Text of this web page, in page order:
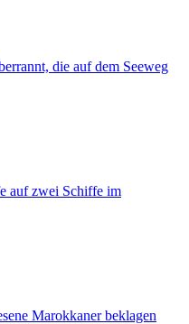
die auf dem Seeweg
auf zwei Schiffe im
Marokkaner beklagen